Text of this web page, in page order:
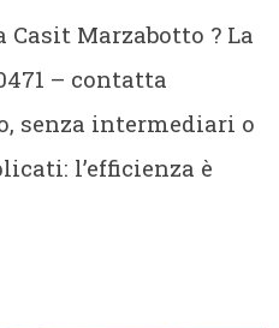
Marzabotto ? La
– contatta
senza intermediari o
l’efficienza è